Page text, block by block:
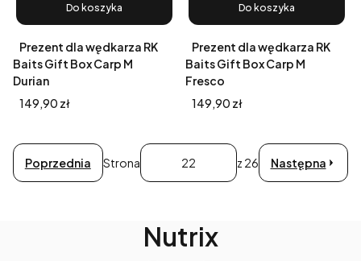
Do koszyka
Prezent dla wędkarza RK
Baits Gift Box Carp M
Durian
Cena
149,90 zł
Do koszyka
Prezent dla wędkarza RK
Baits Gift Box Carp M
Fresco
Cena
149,90 zł
Poprzednia Strona z 26 Następna
Nutrix